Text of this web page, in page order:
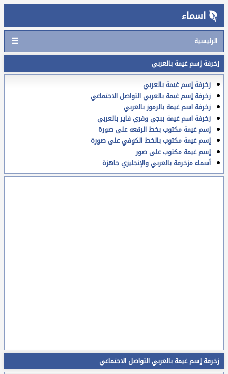
اسماء
الرئيسية ☰
زخرفة إسم غيمة بالعربي
زخرفة إسم غيمة بالعربي
زخرفة إسم غيمة بالعربي التواصل الاجتماعي
زخرفة اسم غيمة بالرموز بالعربي
زخرفة اسم غيمة ببجي وفري فاير بالعربي
إسم غيمة مكتوب بخط الرقعه على صورة
إسم غيمة مكتوب بالخط الكوفي على صورة
إسم غيمة مكتوب على صور
أسماء مزخرفة بالعربي والإنجليزي جاهزة
زخرفة إسم غيمة بالعربي التواصل الاجتماعي